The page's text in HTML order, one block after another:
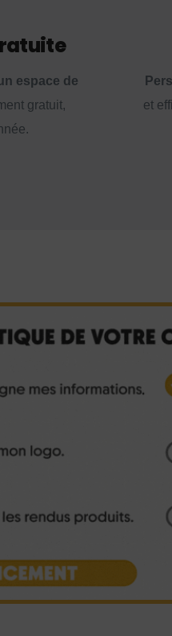
espace de
gratuit,
et